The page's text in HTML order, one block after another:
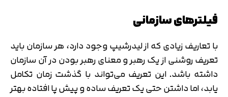
فیلترهای سازمانی
با تعاریف زیادی که از لیدرشیپ وجود دارد، هر سازمان باید
تعریف روشنی از یک رهبر و معنای رهبر بودن در آن سازمان
داشته باشد. این تعریف می‌تواند با گذشت زمان تکامل
یابد، اما داشتن حتی یک تعریف ساده و پیش پا افتاده بهتر